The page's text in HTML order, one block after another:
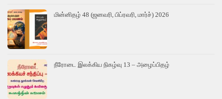
மின்னிதழ் 48 (ஜனவரி, பிப்ரவரி, மார்ச்) 2026
நீரோடை இலக்கிய நிகழ்வு 13 – அழைப்பிதழ்